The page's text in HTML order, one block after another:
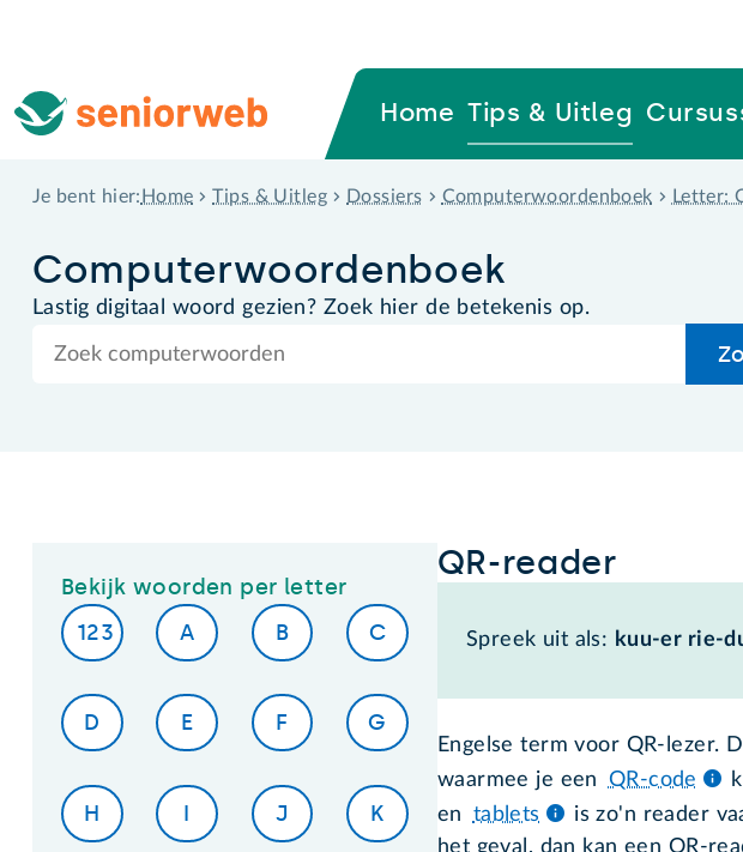
Home Tips & Uitleg
Je bent hier: Home Tips & Uitleg Dossiers Computerwoordenboek Letter:
Computer­woordenboek
Lastig digitaal woord gezien? Zoek hier de betekenis op.
Bekijk woorden per letter
123
A B C
D E F G
H I J K
QR-reader
Spreek uit als: kuu-er rie-
Engelse term voor QR-lezer.
waarmee je een
QR-code
en
tablets
is zo'n reader
het geval, dan kan een QR-